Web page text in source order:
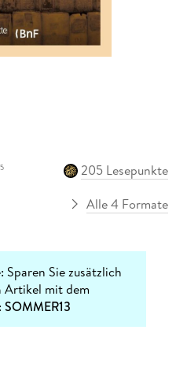
205 Lesepunkte
Alle 4 Formate
Sparen Sie zusätzlich
Artikel mit dem
SOMMER13